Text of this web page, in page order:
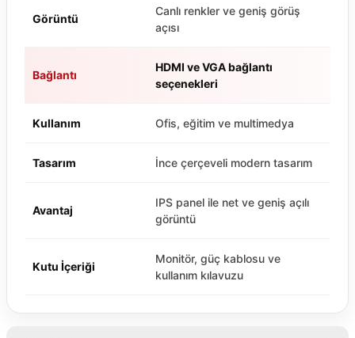
Görüntü
Canlı renkler ve geniş görüş
açısı
Bağlantı
HDMI ve VGA bağlantı
seçenekleri
Kullanım Ofis, eğitim ve multimedya
Tasarım İnce çerçeveli modern tasarım
Avantaj
IPS panel ile net ve geniş açılı
görüntü
Kutu İçeriği
Monitör, güç kablosu ve
kullanım kılavuzu